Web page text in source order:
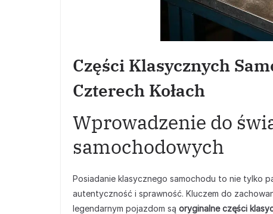
Części Klasycznych
Czterech Kołach
Wprowadzenie do
samochodowych
Posiadanie klasycznego samochodu to nie tylko
autentyczność i sprawność. Kluczem do
legendarnym pojazdom są oryginalne części